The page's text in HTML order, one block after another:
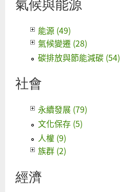
氣候與能源
能源 (49)
氣候變遷 (28)
碳排放與節能減碳 (54)
社會
永續發展 (79)
文化保存 (5)
人權 (9)
族群 (2)
經濟